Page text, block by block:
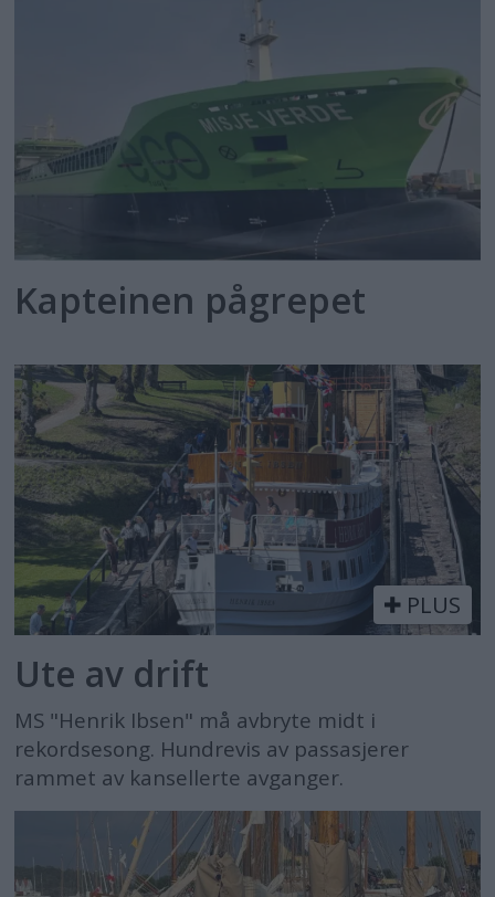
Kapteinen pågrepet
PLUS
Ute av drift
MS "Henrik Ibsen" må avbryte midt i
rekordsesong. Hundrevis av passasjerer
rammet av kansellerte avganger.